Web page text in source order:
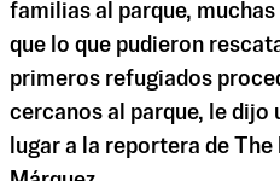
familias al parque,
que lo que pudieron
primeros refugiados
cercanos al parque, le dijo
lugar a la reportera de